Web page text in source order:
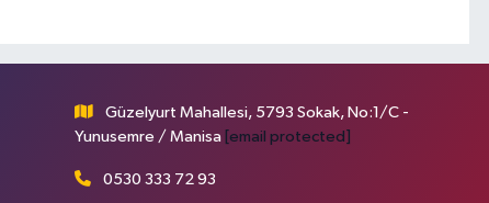
Güzelyurt Mahallesi, 5793 Sokak, No:1/C -
Yunusemre / Manisa [email protected]
0530 333 72 93